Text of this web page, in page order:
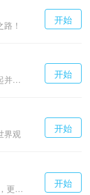
开始
！
开始
！
开始
界观
开始
验！